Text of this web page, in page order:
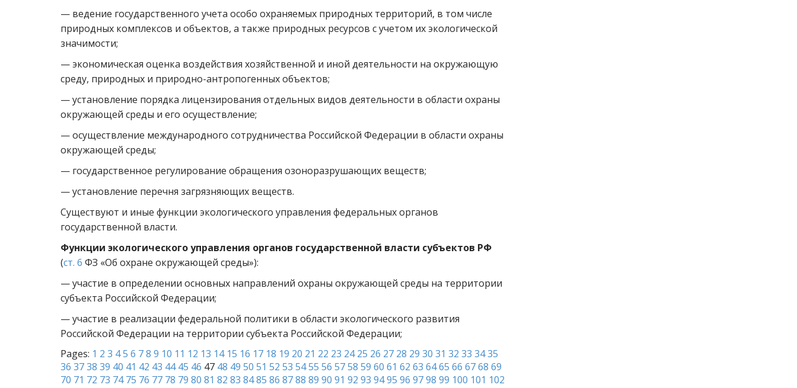
— ведение государственного учета особо охраняемых природных территорий, в том числе
природных комплексов и объектов, а также природных ресурсов с учетом их экологической
значимости;
— экономическая оценка воздействия хозяйственной и иной деятельности на окружающую
среду, природных и природно-антропогенных объектов;
— установление порядка лицензирования отдельных видов деятельности в области охраны
окружающей среды и его осуществление;
— осуществление международного сотрудничества Российской Федерации в области охраны
окружающей среды;
— государственное регулирование обращения озоноразрушающих веществ;
— установление перечня загрязняющих веществ.
Существуют и иные функции экологического управления федеральных органов
государственной власти.
Функции экологического управления органов государственной власти субъектов РФ
(ст. 6 ФЗ «Об охране окружающей среды»):
— участие в определении основных направлений охраны окружающей среды на территории
субъекта Российской Федерации;
— участие в реализации федеральной политики в области экологического развития
Российской Федерации на территории субъекта Российской Федерации;
Pages: 1 2 3 45 6 78 9 10 11 12 13 14 15 16 17 18 19 20 21 22 23 24 25 26 27 28 29 30 31 32 33 3435
36 3738 39 40 41 42 43 44 45 46 47 48 49 50 51 52 53 5455 56 5758 59 60 61 62 63 6465 66 6768 69
70 71 72 73 74 75 76 77 78 79 80 81 82 83 8485 86 8788 89 90 91 92 93 9495 96 9798 99 100 101 102